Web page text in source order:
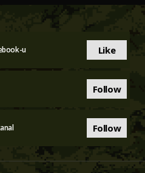
u Like
Follow
Follow